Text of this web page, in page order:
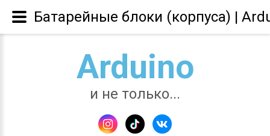
Arduino
и не только...
Батарейные блоки (корпуса) |